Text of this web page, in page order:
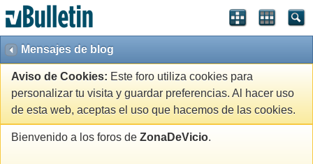
Mensajes de blog
Aviso de Cookies: Este foro utiliza cookies para
personalizar tu visita y guardar preferencias. Al hacer uso
de esta web, aceptas el uso que hacemos de las cookies.
Bienvenido a los foros de ZonaDeVicio.